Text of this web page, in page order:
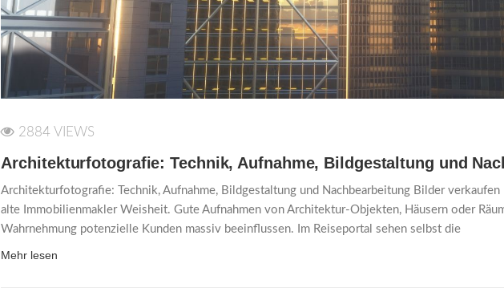
2884 VIEWS
Architekturfotografie: Technik, Aufnahme, Bildgestaltung und
Architekturfotografie: Technik, Aufnahme, Bildgestaltung und Nachbearbeitung Bilder
alte Immobilienmakler Weisheit. Gute Aufnahmen von Architektur-Objekten, Häusern oder
Wahrnehmung potenzielle Kunden massiv beeinflussen. Im Reiseportal sehen selbst die
Mehr lesen